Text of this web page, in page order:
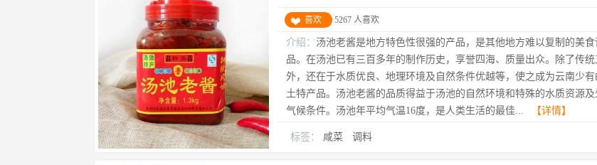
喜欢 5267 人喜欢
介绍： 汤池老酱是地方特色性很强的产品，是其他地方难以复制的美食
品。在汤池已有三百多年的制作历史，享誉四海、质量出众。除了传统
外，还在于水质优良、地理环境及自然条件优越等，使之成为云南少
土特产品。汤池老酱的品质得益于汤池的自然环境和特殊的水质资源及
气候条件。汤池年平均气温16度，是人类生活的最佳...
【详情】
标签： 咸菜 调料